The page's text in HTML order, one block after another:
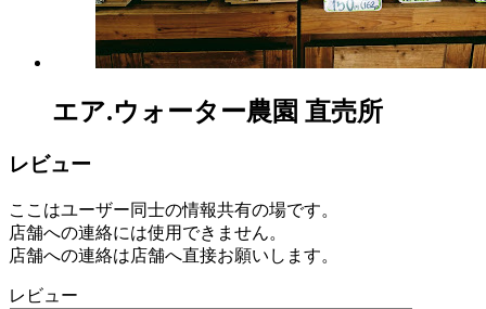
エア.ウォーター農園 直売所
レビュー
ここはユーザー同士の情報共有の場です。
店舗への連絡には使用できません。
店舗への連絡は店舗へ直接お願いします。
レビュー